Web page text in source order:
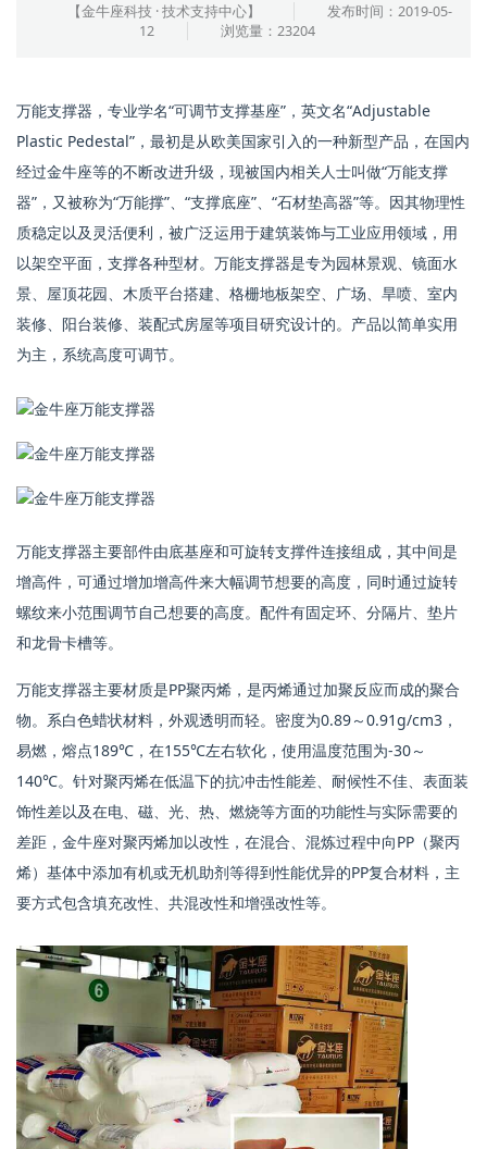
【金牛座科技 · 技术支持中心】
发布时间：2019-05-
12
浏览量：23204
万能支撑器，专业学名“可调节支撑基座”，英文名“Adjustable
Plastic Pedestal”，最初是从欧美国家引入的一种新型产品，在国内
经过金牛座等的不断改进升级，现被国内相关人士叫做“万能支撑
器”，又被称为“万能撑”、“支撑底座”、“石材垫高器”等。因其物理性
质稳定以及灵活便利，被广泛运用于建筑装饰与工业应用领域，用
以架空平面，支撑各种型材。万能支撑器是专为园林景观、镜面水
景、屋顶花园、木质平台搭建、格栅地板架空、广场、旱喷、室内
装修、阳台装修、装配式房屋等项目研究设计的。产品以简单实用
为主，系统高度可调节。
万能支撑器主要部件由底基座和可旋转支撑件连接组成，其中间是
增高件，可通过增加增高件来大幅调节想要的高度，同时通过旋转
螺纹来小范围调节自己想要的高度。配件有固定环、分隔片、垫片
和龙骨卡槽等。
万能支撑器主要材质是PP聚丙烯，是丙烯通过加聚反应而成的聚合
物。系白色蜡状材料，外观透明而轻。密度为0.89～0.91g/cm3，
易燃，熔点189℃，在155℃左右软化，使用温度范围为-30～
140℃。针对聚丙烯在低温下的抗冲击性能差、耐候性不佳、表面装
饰性差以及在电、磁、光、热、燃烧等方面的功能性与实际需要的
差距，金牛座对聚丙烯加以改性，在混合、混炼过程中向PP（聚丙
烯）基体中添加有机或无机助剂等得到性能优异的PP复合材料，主
要方式包含填充改性、共混改性和增强改性等。